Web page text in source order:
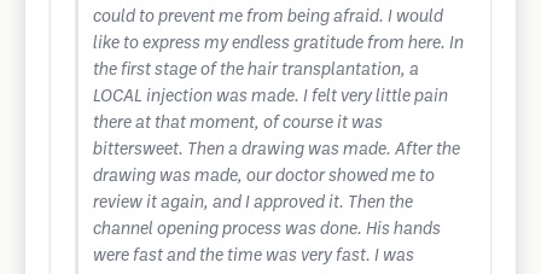
could to prevent me from being afraid. I would
like to express my endless gratitude from here. In
the first stage of the hair transplantation, a
LOCAL injection was made. I felt very little pain
there at that moment, of course it was
bittersweet. Then a drawing was made. After the
drawing was made, our doctor showed me to
review it again, and I approved it. Then the
channel opening process was done. His hands
were fast and the time was very fast. I was